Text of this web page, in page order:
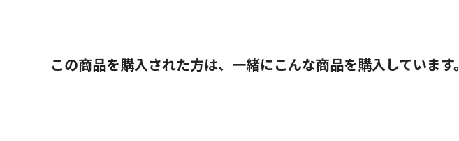
この商品を購入された方は、一緒にこんな商品を購入しています。